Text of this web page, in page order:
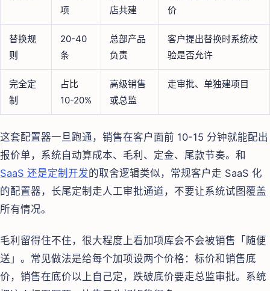
项
店共建
价
替换规
则
20-40
条
总部产品
负责
客户提出替换时系统校
验是否允许
完全定
制
占比
10-20%
高级销售
或总监
走审批、单独建项目
这套配置器一旦跑通，销售在客户面前 10-15 分钟就能配出
报价单，系统自动算成本、毛利、定金、尾款节奏。和
SaaS 还是定制开发的取舍逻辑类似，常规客户走 SaaS 化
的配置器，长尾定制走人工审批通道，不要让系统试图覆盖
所有情况。
毛利留得住不住，很大程度上看加项库会不会被销售「随便
送」。常见做法是给每个加项设两个价格：标价和销售底
价，销售在底价以上自己定，跌破底价要走总监审批。系统